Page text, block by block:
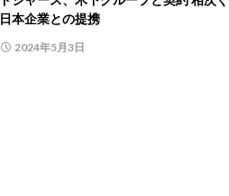
日本企業との提携
2024年5月3日